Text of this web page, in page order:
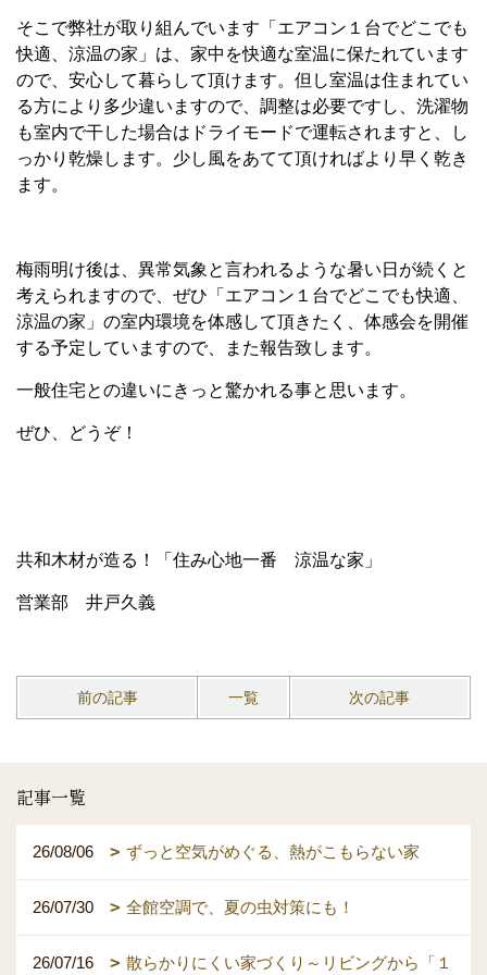
そこで弊社が取り組んでいます「エアコン１台でどこでも
快適、涼温の家」は、家中を快適な室温に保たれています
ので、安心して暮らして頂けます。但し室温は住まれてい
る方により多少違いますので、調整は必要ですし、洗濯物
も室内で干した場合はドライモードで運転されますと、し
っかり乾燥します。少し風をあてて頂ければより早く乾き
ます。
梅雨明け後は、異常気象と言われるような暑い日が続くと
考えられますので、ぜひ「エアコン１台でどこでも快適、
涼温の家」の室内環境を体感して頂きたく、体感会を開催
する予定していますので、また報告致します。
一般住宅との違いにきっと驚かれる事と思います。
ぜひ、どうぞ！
共和木材が造る！「住み心地一番 涼温な家」
営業部 井戸久義
前の記事 一覧 次の記事
記事一覧
26/08/06 ずっと空気がめぐる、熱がこもらない家
26/07/30 全館空調で、夏の虫対策にも！
26/07/16 散らかりにくい家づくり～リビングから「１